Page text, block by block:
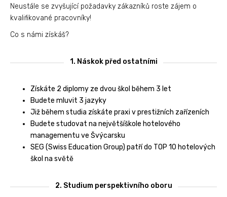
Neustále se zvyšující požadavky zákazníků roste zájem o
kvalifikované pracovníky!
Co s námi získáš?
1. Náskok před ostatními
Získáte 2 diplomy ze dvou škol během 3 let
Budete mluvit 3 jazyky
Již během studia získáte praxi v prestižních zařízeních
Budete studovat na největšíškole hotelového
managementu ve Švýcarsku
SEG (Swiss Education Group) patří do TOP 10 hotelových
škol na světě
2. Studium perspektivního oboru